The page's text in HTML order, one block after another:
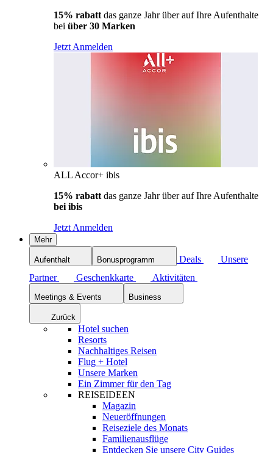
15% rabatt das ganze Jahr über auf Ihre Aufenthalte
bei über 30 Marken
Jetzt Anmelden
ALL Accor+ ibis
15% rabatt das ganze Jahr über auf Ihre Aufenthalte
bei ibis
Jetzt Anmelden
Mehr
Aufenthalt Bonusprogramm Deals
Unsere
Partner
Geschenkkarte Aktivitäten
Meetings & Events Business
Zurück
Hotel suchen
Resorts
Nachhaltiges Reisen
Flug + Hotel
Unsere Marken
Ein Zimmer für den Tag
REISEIDEEN
Magazin
Neueröffnungen
Reiseziele des Monats
Familienausflüge
Entdecken Sie unsere City Guides